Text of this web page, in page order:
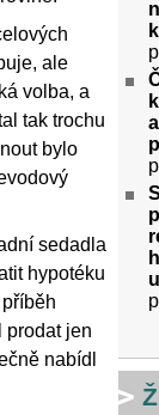
ale
volba, a
tak trochu
bylo
sedadla
hypotéku
prodat jen
nabídl